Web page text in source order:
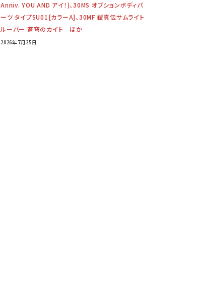
Anniv. YOU AND アイ！)、30MS オプションボディパ
ーツ タイプSU01[カラーA]、30MF 鎧真伝サムライト
ルーパー 蒼穹のカイト ほか
2026年7月25日